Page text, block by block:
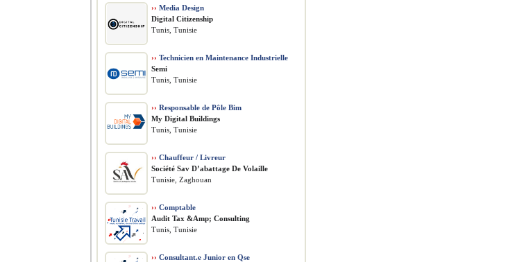
›› Media Design
Digital Citizenship
Tunis, Tunisie
›› Technicien en Maintenance Industrielle
Semi
Tunis, Tunisie
›› Responsable de Pôle Bim
My Digital Buildings
Tunis, Tunisie
›› Chauffeur / Livreur
Société Sav D’abattage De Volaille
Tunisie, Zaghouan
›› Comptable
Audit Tax &Amp; Consulting
Tunis, Tunisie
›› Consultant.e Junior en Qse